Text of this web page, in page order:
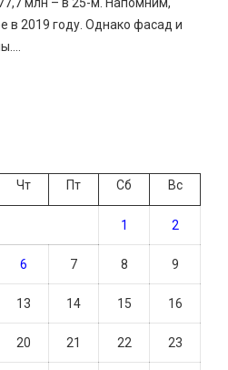
в 2019 году. Однако фасад и
Чт Пт Сб Вс
1 2
6 7 8 9
13 14 15 16
20 21 22 23